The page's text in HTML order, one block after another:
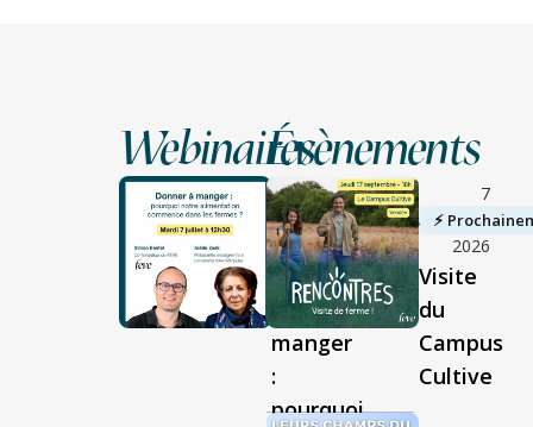
Webinaires
▶︎ Replay disponible
7
juillet
2026
Donner
à
manger
:
pourquoi
Évènements
⚡︎
Visite
du
Campus
Cultive